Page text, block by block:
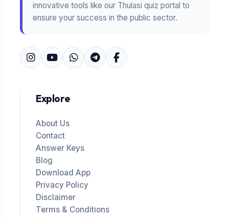
innovative tools like our Thulasi quiz portal to
ensure your success in the public sector.
Explore
About Us
Contact
Answer Keys
Blog
Download App
Privacy Policy
Disclaimer
Terms & Conditions